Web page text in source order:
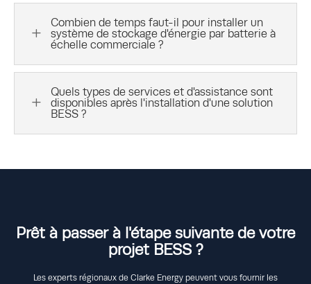
L
Combien de temps faut-il pour installer un
système de stockage d'énergie par batterie à
échelle commerciale ?
L
Quels types de services et d'assistance sont
disponibles après l'installation d'une solution
BESS ?
Prêt à passer à l'étape suivante de votre
projet BESS ?
Les experts régionaux de Clarke Energy peuvent vous fournir les